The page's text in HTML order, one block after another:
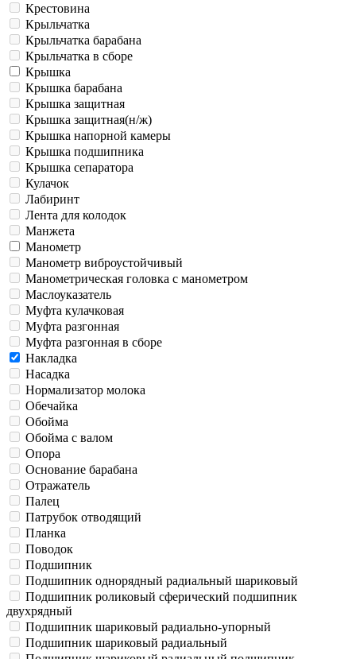
Крестовина
Крыльчатка
Крыльчатка барабана
Крыльчатка в сборе
Крышка
Крышка барабана
Крышка защитная
Крышка защитная(н/ж)
Крышка напорной камеры
Крышка подшипника
Крышка сепаратора
Кулачок
Лабиринт
Лента для колодок
Манжета
Манометр
Манометр виброустойчивый
Манометрическая головка c манометром
Маслоуказатель
Муфта кулачковая
Муфта разгонная
Муфта разгонная в сборе
Накладка
Насадка
Нормализатор молока
Обечайка
Обойма
Обойма с валом
Опора
Основание барабана
Отражатель
Палец
Патрубок отводящий
Планка
Поводок
Подшипник
Подшипник однорядный радиальный шариковый
Подшипник роликовый сферический подшипник
двухрядный
Подшипник шариковый радиально-упорный
Подшипник шариковый радиальный